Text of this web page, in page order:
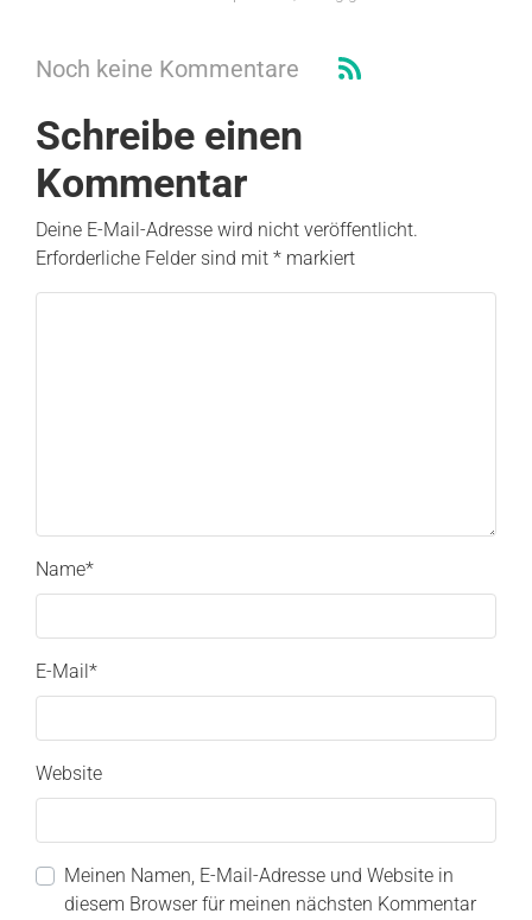
Noch keine Kommentare
Schreibe einen
Kommentar
Deine E-Mail-Adresse wird nicht veröffentlicht.
Erforderliche Felder sind mit * markiert
Name*
E-Mail *
Website
Meinen Namen, E-Mail-Adresse und Website in
diesem Browser für meinen nächsten Kommentar